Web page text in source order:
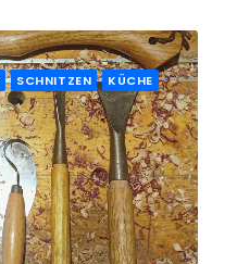
SCHNITZEN KÜCHE